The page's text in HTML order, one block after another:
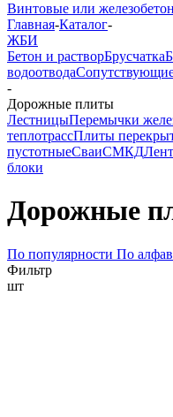
Винтовые или
Главная-Каталог-
ЖБИ
Бетон и растворБрусчатка
водоотвода
-
Дорожные плиты
ЛестницыПеремычки
теплотрассПлиты
пустотныеСваиСМКД
блоки
Дорожные
По популярности По
Фильтр
шт